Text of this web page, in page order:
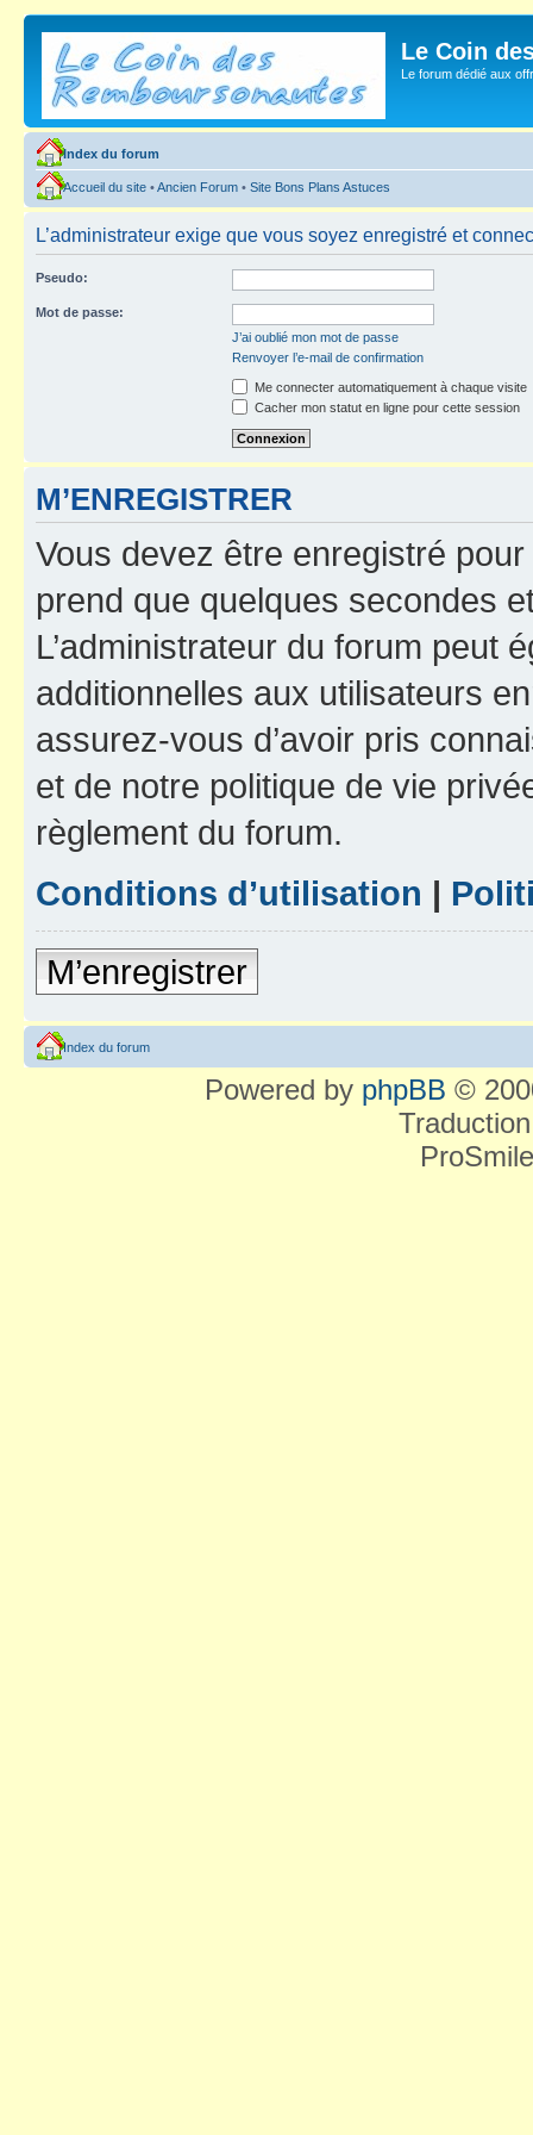
Le Coin
Le forum dédié aux
Index du forum
Accueil du site •Ancien Forum • Site Bons Plans Astuces
L’administrateur exige que vous soyez enregistré et
Pseudo:
Mot de passe:
J’ai oublié mon mot de passe
Renvoyer l’e-mail de confirmation
Me connecter automatiquement à chaque visite
Cacher mon statut en ligne pour cette session
M’ENREGISTRER
Vous devez être enregistré
prend que quelques secondes
L’administrateur du forum peut
additionnelles aux utilisateurs
assurez-vous d’avoir pris
et de notre politique de vie
règlement du forum.
Conditions d’utilisation |
M’enregistrer
Index du forum
Powered by phpBB ©